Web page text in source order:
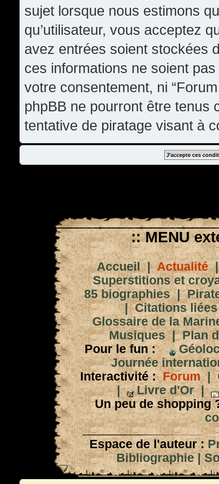
sujet lorsque nous estimons
qu’utilisateur, vous acceptez
avez entrées soient stockées
ces informations ne soient
votre consentement, ni
phpBB ne pourront être tenus
tentative de piratage visant à
:: MENU
Accueil|Actualité
Superstitions et
85 biographies|
|Citations
Glossaire de la
Musiques|Plan
Pour le fun :
Journée
Interactivité : Forum|
|
Livre d'Or|
Un peu de shopping
Espace de l'auteur :
Bibliographie|